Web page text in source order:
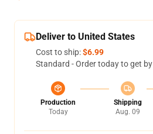
Deliver to United States
Cost to ship:$6.99
Standard - Order today to get by
Production
Today
Shipping
Aug. 09